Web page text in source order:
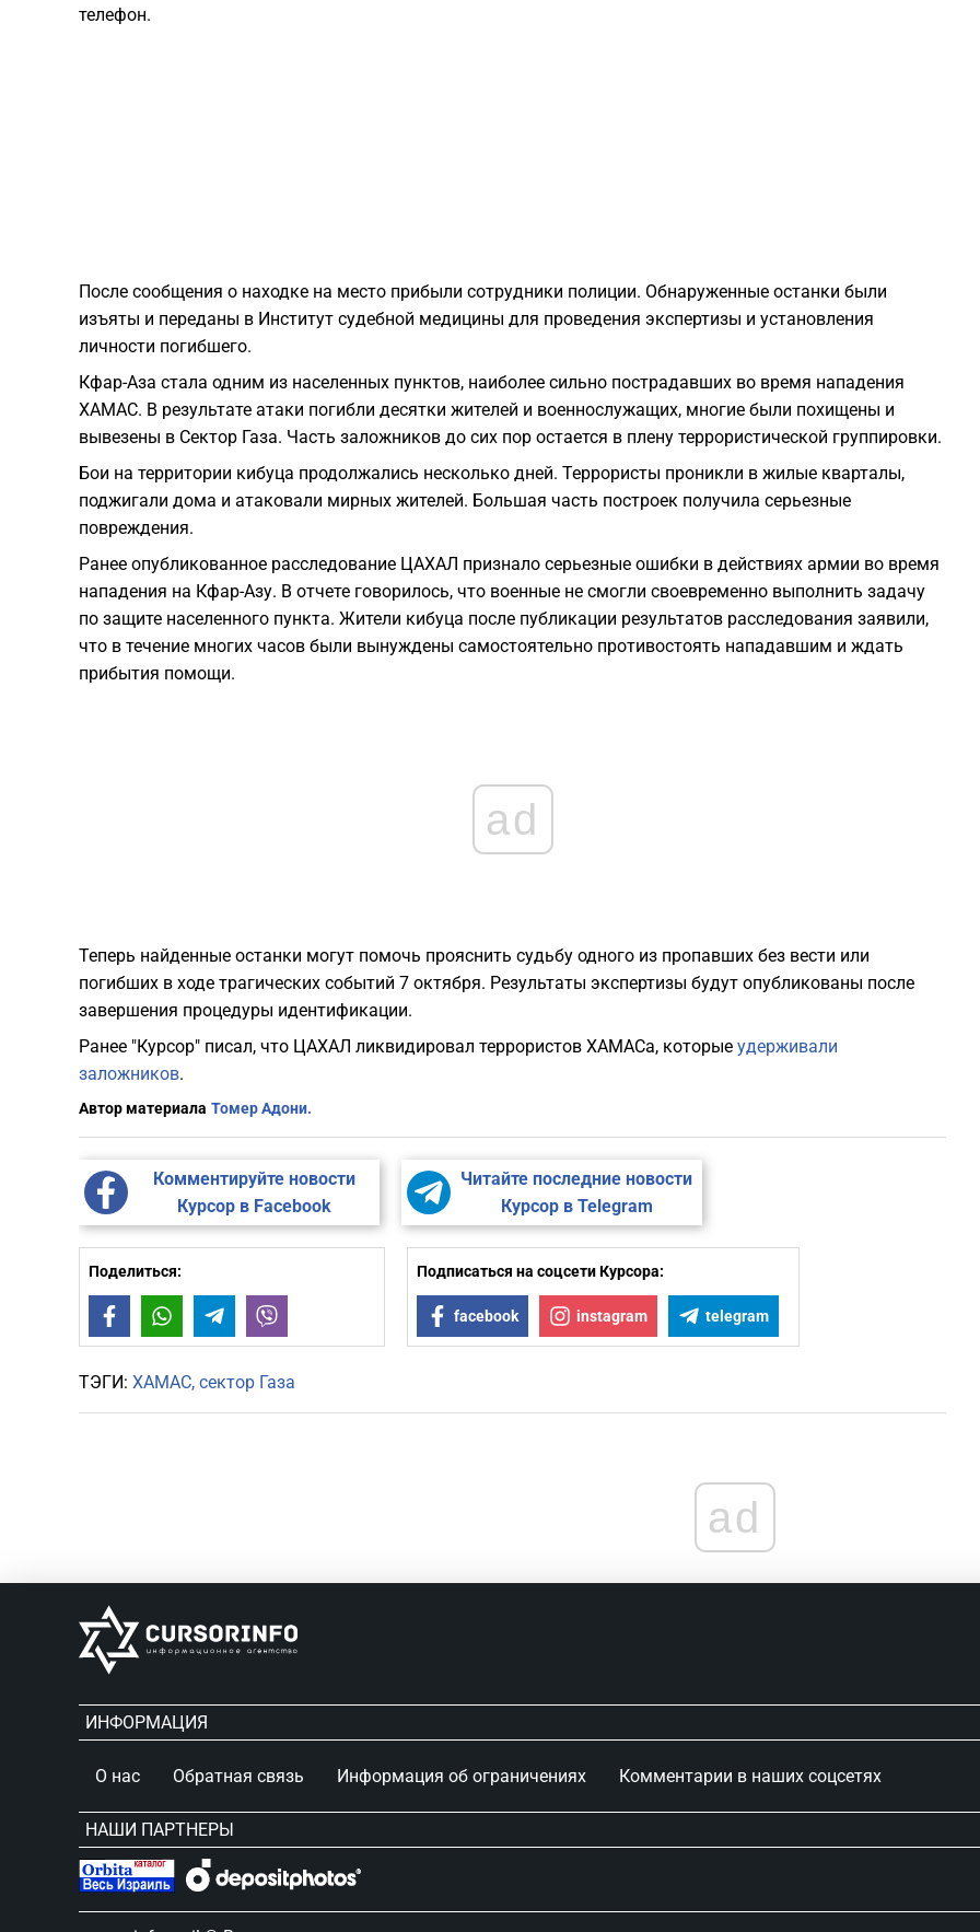
телефон.
После сообщения о находке на место прибыли сотрудники полиции. Обнаруженные останки были
изъяты и переданы в Институт судебной медицины для проведения экспертизы и установления
личности погибшего.
Кфар-Аза стала одним из населенных пунктов, наиболее сильно пострадавших во время нападения
ХАМАС. В результате атаки погибли десятки жителей и военнослужащих, многие были похищены и
вывезены в Сектор Газа. Часть заложников до сих пор остается в плену террористической группировки.
Бои на территории кибуца продолжались несколько дней. Террористы проникли в жилые кварталы,
поджигали дома и атаковали мирных жителей. Большая часть построек получила серьезные
повреждения.
Ранее опубликованное расследование ЦАХАЛ признало серьезные ошибки в действиях армии во время
нападения на Кфар-Азу. В отчете говорилось, что военные не смогли своевременно выполнить задачу
по защите населенного пункта. Жители кибуца после публикации результатов расследования заявили,
что в течение многих часов были вынуждены самостоятельно противостоять нападавшим и ждать
прибытия помощи.
ad
Теперь найденные останки могут помочь прояснить судьбу одного из пропавших без вести или
погибших в ходе трагических событий 7 октября. Результаты экспертизы будут опубликованы после
завершения процедуры идентификации.
Ранее "Курсор" писал, что ЦАХАЛ ликвидировал террористов ХАМАСа, которые удерживали
заложников.
Автор материала Томер Адони.
Комментируйте новости
Курсор в Facebook
Читайте последние новости
Курсор в Telegram
Поделиться:
FacebookWhatsAppTelegram
Подписаться на соцсети Курсора:
facebook instagram telegram
ТЭГИ: ХАМАС сектор Газа
ad
ИНФОРМАЦИЯ
О нас Обратная связь Информация об ограничениях Комментарии в наших соцсетях
НАШИ ПАРТНЕРЫ